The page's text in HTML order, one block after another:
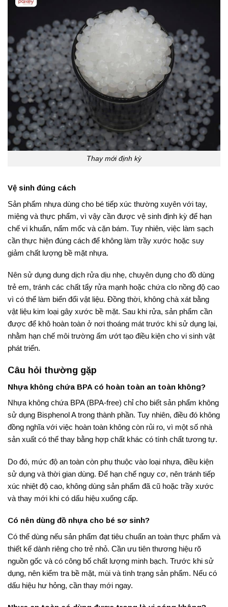
Thay mới định kỳ
Vệ sinh đúng cách
Sản phẩm nhựa dùng cho bé tiếp xúc thường xuyên với tay,
miệng và thực phẩm, vì vậy cần được vệ sinh định kỳ để hạn
chế vi khuẩn, nấm mốc và cặn bám. Tuy nhiên, việc làm sạch
cần thực hiện đúng cách để không làm trầy xước hoặc suy
giảm chất lượng bề mặt nhựa.
Nên sử dụng dung dịch rửa dịu nhẹ, chuyên dụng cho đồ dùng
trẻ em, tránh các chất tẩy rửa mạnh hoặc chứa clo nồng độ cao
vì có thể làm biến đổi vật liệu. Đồng thời, không chà xát bằng
vật liệu kim loại gây xước bề mặt. Sau khi rửa, sản phẩm cần
được để khô hoàn toàn ở nơi thoáng mát trước khi sử dụng lại,
nhằm hạn chế môi trường ẩm ướt tạo điều kiện cho vi sinh vật
phát triển.
Câu hỏi thường gặp
Nhựa không chứa BPA có hoàn toàn an toàn không?
Nhựa không chứa BPA (BPA-free) chỉ cho biết sản phẩm không
sử dụng Bisphenol A trong thành phần. Tuy nhiên, điều đó không
đồng nghĩa với việc hoàn toàn không còn rủi ro, vì một số nhà
sản xuất có thể thay bằng hợp chất khác có tính chất tương tự.
Do đó, mức độ an toàn còn phụ thuộc vào loại nhựa, điều kiện
sử dụng và thời gian dùng. Để hạn chế nguy cơ, nên tránh tiếp
xúc nhiệt độ cao, không dùng sản phẩm đã cũ hoặc trầy xước
và thay mới khi có dấu hiệu xuống cấp.
Có nên dùng đồ nhựa cho bé sơ sinh?
Có thể dùng nếu sản phẩm đạt tiêu chuẩn an toàn thực phẩm và
thiết kế dành riêng cho trẻ nhỏ. Cần ưu tiên thương hiệu rõ
nguồn gốc và có công bố chất lượng minh bạch. Trước khi sử
dụng, nên kiểm tra bề mặt, mùi và tình trạng sản phẩm. Nếu có
dấu hiệu hư hỏng, cần thay mới ngay.